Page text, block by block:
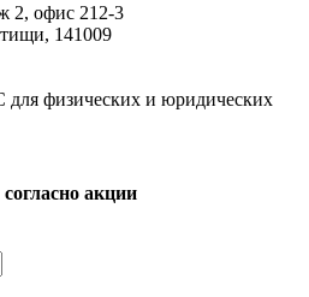
2, офис 212-3
, 141009
для физических и юридических
акции